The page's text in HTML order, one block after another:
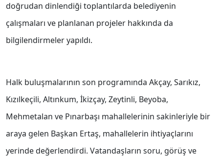
doğrudan dinlendiği toplantılarda belediyenin
çalışmaları ve planlanan projeler hakkında da
bilgilendirmeler yapıldı.
Halk buluşmalarının son programında Akçay, Sarıkız,
Kızılkeçili, Altınkum, İkizçay, Zeytinli, Beyoba,
Mehmetalan ve Pınarbaşı mahallelerinin sakinleriyle bir
araya gelen Başkan Ertaş, mahallelerin ihtiyaçlarını
yerinde değerlendirdi. Vatandaşların soru, görüş ve